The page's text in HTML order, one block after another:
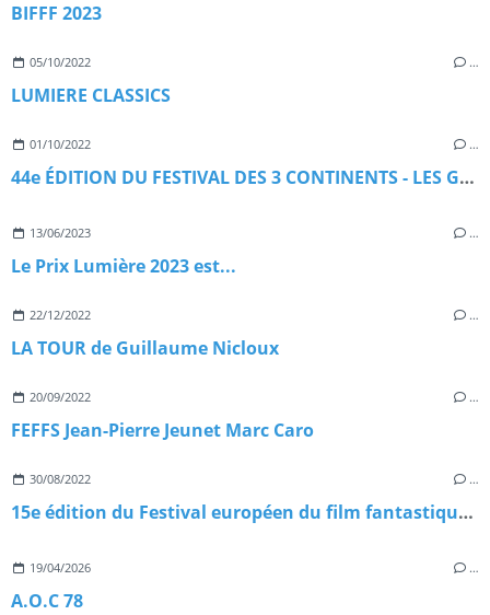
BIFFF 2023
05/10/2022 …
­LUMIERE CLASSICS
01/10/2022 …
44e ÉDITION DU FESTIVAL DES 3 CONTINENTS - LES GRANDS RENDEZ-VOUS
13/06/2023 …
Le Prix Lumière 2023 est...
22/12/2022 …
LA TOUR de Guillaume Nicloux
20/09/2022 …
FEFFS Jean-Pierre Jeunet Marc Caro
30/08/2022 …
15e édition du Festival européen du film fantastique de Strasbourg
19/04/2026 …
A.O.C 78